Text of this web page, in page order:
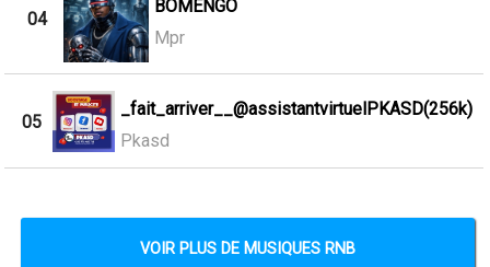
04
BOMENGO
Mpr
05
_fait_arriver__@assistantvirtuelPKASD(256k)
Pkasd
VOIR PLUS DE MUSIQUES RNB